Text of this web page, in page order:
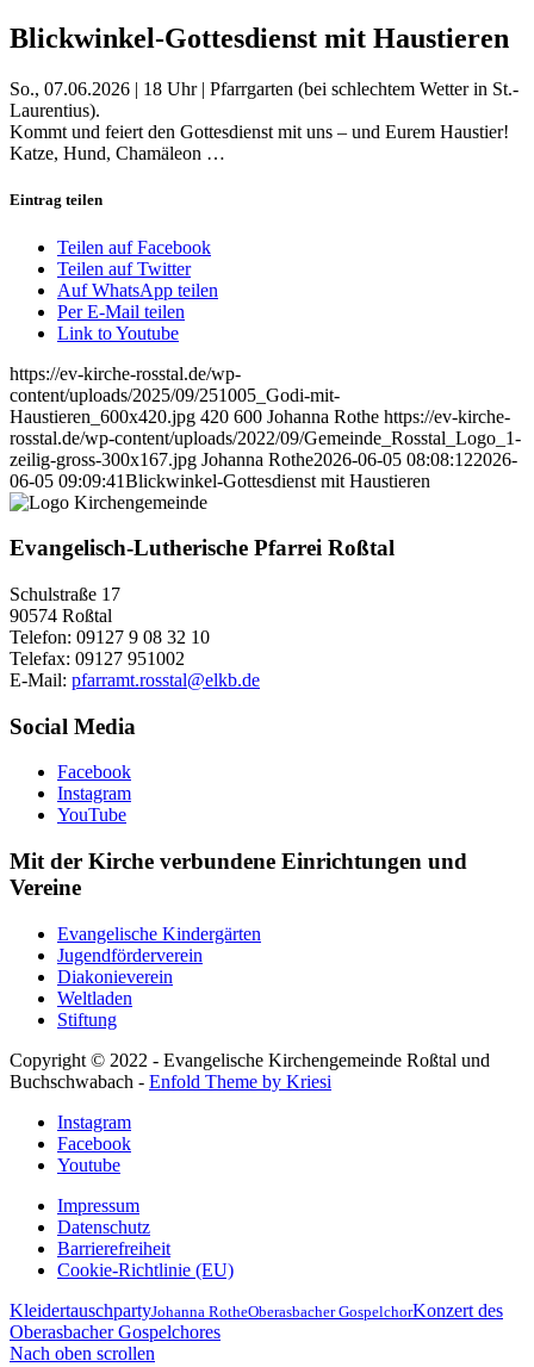
Blickwinkel-Gottesdienst mit Haustieren
So., 07.06.2026 | 18 Uhr | Pfarrgarten (bei schlechtem Wetter in St.-
Laurentius).
Kommt und feiert den Gottesdienst mit uns – und Eurem Haustier!
Katze, Hund, Chamäleon …
Eintrag teilen
Teilen auf Facebook
Teilen auf Twitter
Auf WhatsApp teilen
Per E-Mail teilen
Link to Youtube
https://ev-kirche-rosstal.de/wp-
content/uploads/2025/09/251005_Godi-mit-
Haustieren_600x420.jpg 420 600 Johanna Rothe https://ev-kirche-
rosstal.de/wp-content/uploads/2022/09/Gemeinde_Rosstal_Logo_1-
zeilig-gross-300x167.jpg Johanna Rothe2026-06-05 08:08:122026-
06-05 09:09:41Blickwinkel-Gottesdienst mit Haustieren
Evangelisch-Lutherische Pfarrei Roßtal
Schulstraße 17
90574 Roßtal
Telefon: 09127 9 08 32 10
Telefax: 09127 951002
E-Mail: pfarramt.rosstal@elkb.de
Social Media
Facebook
Instagram
YouTube
Mit der Kirche verbundene Einrichtungen und
Vereine
Evangelische Kindergärten
Jugendförderverein
Diakonieverein
Weltladen
Stiftung
Copyright © 2022 - Evangelische Kirchengemeinde Roßtal und
Buchschwabach - Enfold Theme by Kriesi
Instagram
Facebook
Youtube
Impressum
Datenschutz
Barrierefreiheit
Cookie-Richtlinie (EU)
KleidertauschpartyJohanna RotheOberasbacher GospelchorKonzert des
Oberasbacher Gospelchores
Nach oben scrollen